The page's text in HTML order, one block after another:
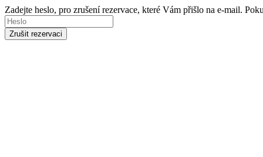
Zadejte heslo, pro zrušení rezervace, které Vám přišlo na e-mail.
Zrušit rezervaci